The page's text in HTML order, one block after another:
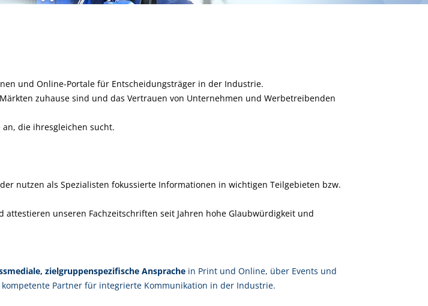
und Online-Portale für Entscheidungsträger in der Industrie.
zuhause sind und das Vertrauen von Unternehmen und Werbetreibenden
die ihresgleichen sucht.
nutzen als Spezialisten fokussierte Informationen in wichtigen Teilgebieten bzw.
unseren Fachzeitschriften seit Jahren hohe Glaubwürdigkeit und
zielgruppenspezifische Ansprachein Print und Online, über Events und
Partner für integrierte Kommunikation in der Industrie.